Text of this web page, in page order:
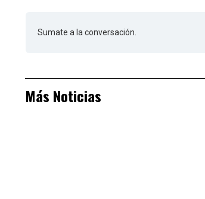
Sumate a la conversación.
Más Noticias